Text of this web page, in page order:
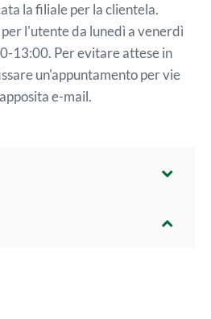
la filiale per la clientela.
l'utente da lunedì a venerdì
13:00. Per evitare attese in
un'appuntamento per vie
e-mail.